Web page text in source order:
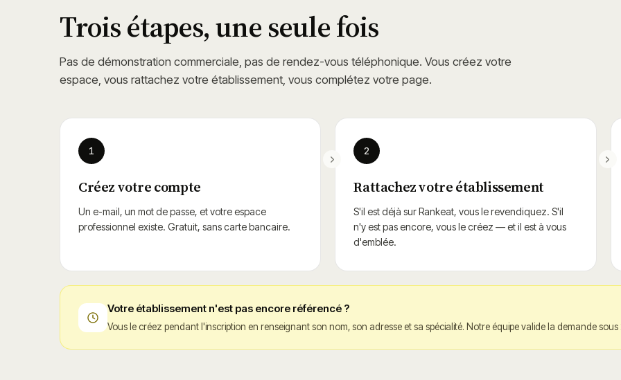
Trois étapes, une seule fois
Pas de démonstration commerciale, pas de rendez-vous téléphonique. Vous créez votre
espace, vous rattachez votre établissement, vous complétez votre page.
1
Créez votre compte
Un e-mail, un mot de passe, et votre espace
professionnel existe. Gratuit, sans carte bancaire.
2
Rattachez votre établissement
S'il est déjà sur Rankeat, vous le revendiquez. S'il
n'y est pas encore, vous le créez — et il est à vous
d'emblée.
Votre établissement n'est pas encore référencé ?
Vous le créez pendant l'inscription en renseignant son nom, son adresse et sa spécialité. Notre équipe valide la demande